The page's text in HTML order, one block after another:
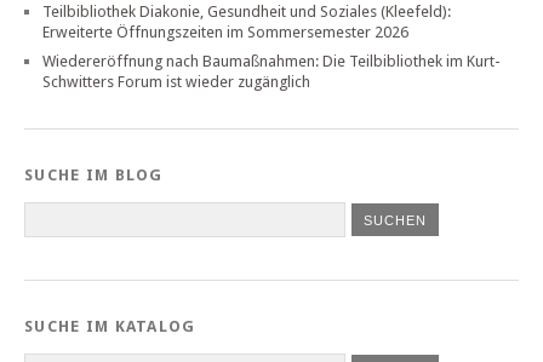
Teilbibliothek Diakonie, Gesundheit und Soziales (Kleefeld):
Erweiterte Öffnungszeiten im Sommersemester 2026
Wiedereröffnung nach Baumaßnahmen: Die Teilbibliothek im Kurt-
Schwitters Forum ist wieder zugänglich
SUCHE IM BLOG
SUCHE IM KATALOG